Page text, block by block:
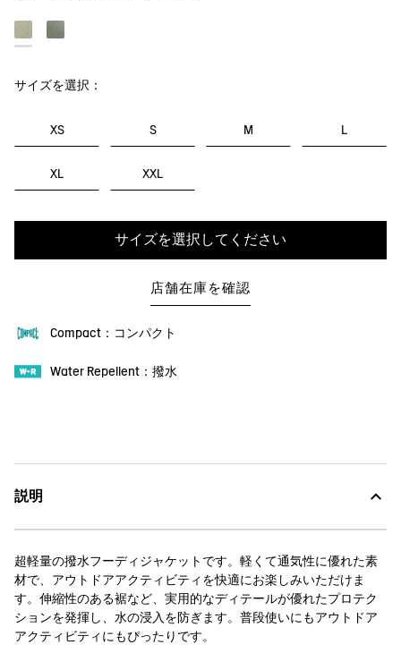
サイズを選択：
XS S M L
XL XXL
サイズを選択してください
店舗在庫を確認
Compact：コンパクト
Water Repellent：撥水
説明
超軽量の撥水フーディジャケットです。軽くて通気性に優れた素
材で、アウトドアアクティビティを快適にお楽しみいただけま
す。伸縮性のある裾など、実用的なディテールが優れたプロテク
ションを発揮し、水の浸入を防ぎます。普段使いにもアウトドア
アクティビティにもぴったりです。